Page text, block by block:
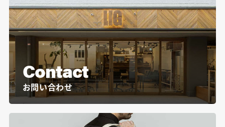
Contact
お問い合わせ